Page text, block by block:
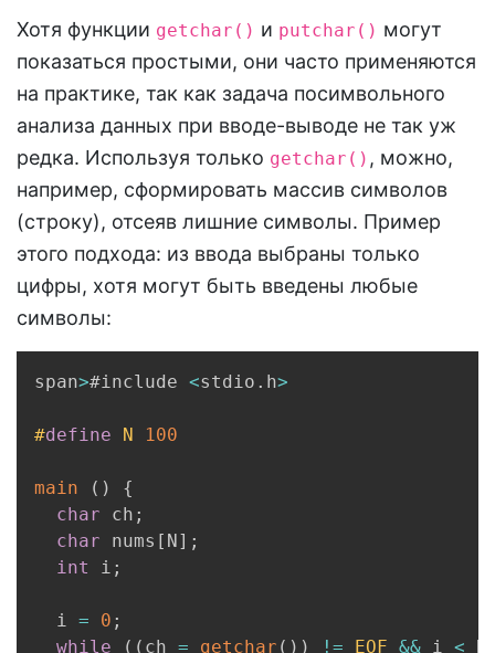
Хотя функции getchar() и putchar() могут
показаться простыми, они часто применяются
на практике, так как задача посимвольного
анализа данных при вводе-выводе не так уж
редка. Используя только getchar() , можно,
например, сформировать массив символов
(строку), отсеяв лишние символы. Пример
этого подхода: из ввода выбраны только
цифры, хотя могут быть введены любые
символы:
span>#include <stdio . h>
#define N 100
main ( )
{
char ch ;
char nums [ N] ;
int
i ;
  i
= 0 ;
while
( ( ch = getchar ( ) ) != EOF && i < N